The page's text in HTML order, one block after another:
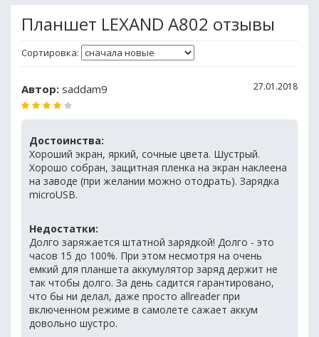
Планшет LEXAND A802 отзывы
Сортировка:
Автор: saddam9 27.01.2018
Достоинства:
Хороший экран, яркий, сочные цвета. Шустрый.
Хорошо собран, защитная пленка на экран наклеена
на заводе (при желании можно отодрать). Зарядка
microUSB.
Недостатки:
Долго заряжается штатной зарядкой! Долго - это
часов 15 до 100%. При этом несмотря на очень
емкий для планшета аккумулятор заряд держит не
так чтобы долго. За день садится гарантировано,
что бы ни делал, даже просто allreader при
включенном режиме в самолете сажает аккум
довольно шустро.